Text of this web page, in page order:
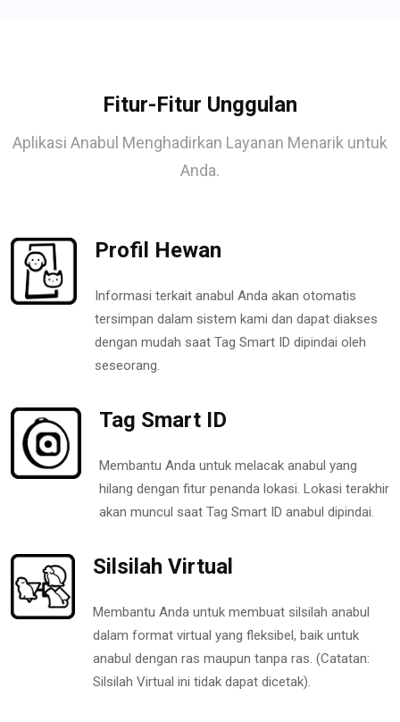
Fitur-Fitur Unggulan
Aplikasi Anabul Menghadirkan Layanan Menarik untuk
Anda.
Profil Hewan
Informasi terkait anabul Anda akan otomatis
tersimpan dalam sistem kami dan dapat diakses
dengan mudah saat Tag Smart ID dipindai oleh
seseorang.
Tag Smart ID
Membantu Anda untuk melacak anabul yang
hilang dengan fitur penanda lokasi. Lokasi terakhir
akan muncul saat Tag Smart ID anabul dipindai.
Silsilah Virtual
Membantu Anda untuk membuat silsilah anabul
dalam format virtual yang fleksibel, baik untuk
anabul dengan ras maupun tanpa ras. (Catatan:
Silsilah Virtual ini tidak dapat dicetak).